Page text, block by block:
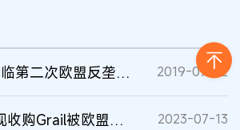
高通或将面临第二次欧盟反垄断罚款 2019-07-22
Illumina违规收购Grail被欧盟罚款4.32亿欧元（全球收入的10%） 2023-07-13